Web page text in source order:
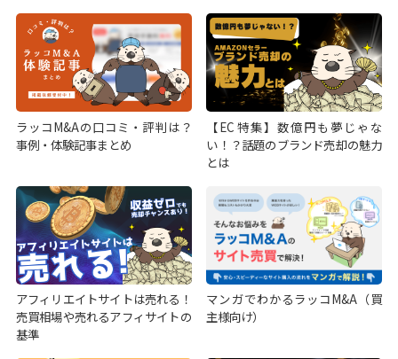
ラッコM&Aの口コミ・評判は？
事例・体験記事まとめ
【EC特集】数億円も夢じゃな
い！？話題のブランド売却の魅力
とは
アフィリエイトサイトは売れる！
売買相場や売れるアフィサイトの
基準
マンガでわかるラッコM&A（買
主様向け）